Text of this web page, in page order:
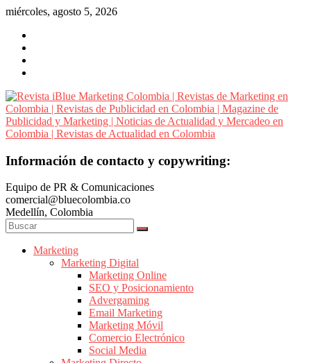
Saltar
contenido
miércoles, agosto 5, 2026
Revista
Marketing
Colombia
|
Revistas
Marketing
Publicidad
Información de contacto y copywriting:
Equipo de PR & Comunicaciones
comercial@bluecolombia.co
Medellín, Colombia
Marketing
Marketing Digital
Marketing Online
SEO y Posicionamiento
Advergaming
Email Marketing
Marketing Móvil
Comercio Electrónico
Social Media